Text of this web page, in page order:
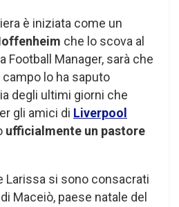
è iniziata come un
che lo scova al
Football Manager, sarà che
lo ha saputo
degli ultimi giorni che
gli amici di Liverpool
ufficialmente un pastore
Larissa si sono consacrati
Maceiò, paese natale del